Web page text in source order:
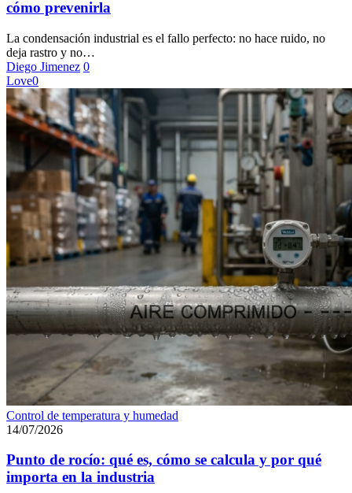
cómo
cómo prevenirla
La condensación industrial es el fallo perfecto: no hace ruido, no
deja rastro y no…
Diego Jimenez 0
Love0
Punto
de
qué
es,
cómo
Control de temperatura y humedad
14/07/2026
Punto de rocío: qué es, cómo se calcula y por qué
importa en la industria